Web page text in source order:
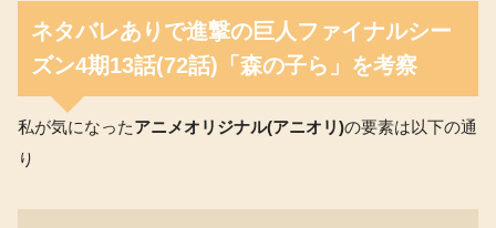
ネタバレありで進撃の巨人ファイナルシー
ズン4期13話(72話)「森の子ら」を考察
私が気になったアニメオリジナル(アニオリ)の要素は以下の通
り